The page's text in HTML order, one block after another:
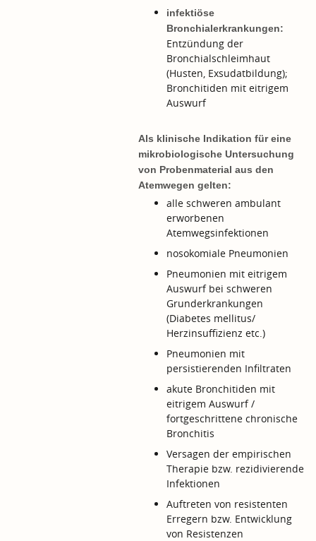
infektiöse
Bronchialerkrankungen:
Entzündung der
Bronchialschleimhaut
(Husten, Exsudatbildung);
Bronchitiden mit eitrigem
Auswurf
Als klinische Indikation für eine
mikrobiologische Untersuchung
von Probenmaterial aus den
Atemwegen gelten:
alle schweren ambulant
erworbenen
Atemwegsinfektionen
nosokomiale Pneumonien
Pneumonien mit eitrigem
Auswurf bei schweren
Grunderkrankungen
(Diabetes mellitus/
Herzinsuffizienz etc.)
Pneumonien mit
persistierenden Infiltraten
akute Bronchitiden mit
eitrigem Auswurf /
fortgeschrittene chronische
Bronchitis
Versagen der empirischen
Therapie bzw. rezidivierende
Infektionen
Auftreten von resistenten
Erregern bzw. Entwicklung
von Resistenzen